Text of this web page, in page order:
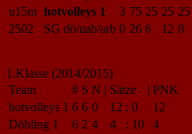
u15m hotvolleys 1 3 75 25 25 25
2502
SG dö/uab/arb 0 26 6 12 8
1.Klasse (2014/2015)
Team
# S N | Sätze | PNK
hotvolleys 1 6 6 0 12 : 0
12
Döbling 1
6 2 4 4 : 10
4